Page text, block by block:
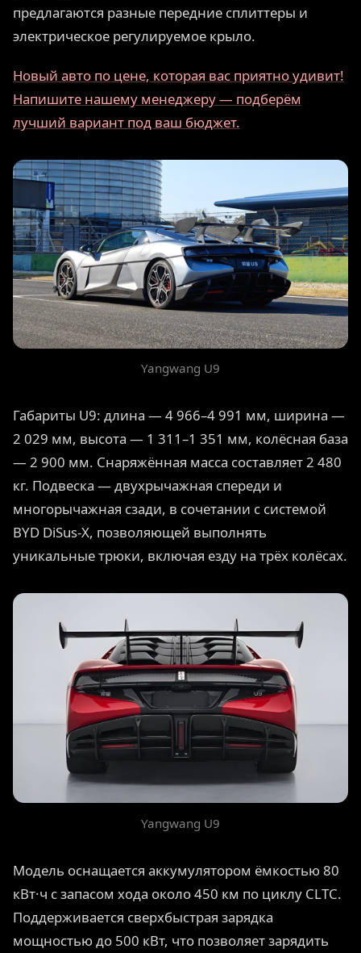
предлагаются разные передние сплиттеры и
электрическое регулируемое крыло.
Новый авто по цене, которая вас приятно удивит!
Напишите нашему менеджеру — подберём
лучший вариант под ваш бюджет.
Yangwang U9
Габариты U9: длина — 4 966–4 991 мм, ширина —
2 029 мм, высота — 1 311–1 351 мм, колёсная база
— 2 900 мм. Снаряжённая масса составляет 2 480
кг. Подвеска — двухрычажная спереди и
многорычажная сзади, в сочетании с системой
BYD DiSus-X, позволяющей выполнять
уникальные трюки, включая езду на трёх колёсах.
Yangwang U9
Модель оснащается аккумулятором ёмкостью 80
кВт·ч с запасом хода около 450 км по циклу CLTC.
Поддерживается сверхбыстрая зарядка
мощностью до 500 кВт, что позволяет зарядить